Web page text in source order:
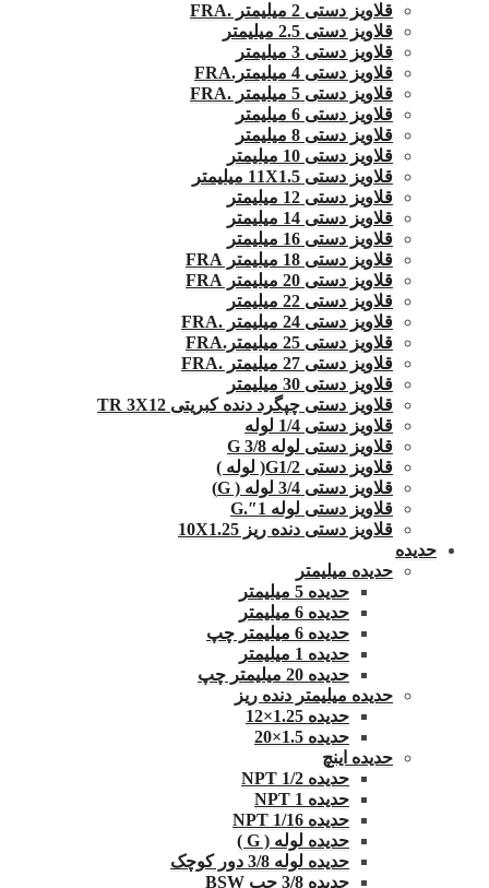
قلاویز دستی 2 میلیمتر .FRA
قلاویز دستی 2.5 میلیمتر
قلاویز دستی 3 میلیمتر
قلاویز دستی 4 میلیمتر.FRA
قلاویز دستی 5 میلیمتر .FRA
قلاویز دستی 6 میلیمتر
قلاویز دستی 8 میلیمتر
قلاویز دستی 10 میلیمتر
قلاویز دستی 11X1.5 میلیمتر
قلاویز دستی 12 میلیمتر
قلاویز دستی 14 میلیمتر
قلاویز دستی 16 میلیمتر
قلاویز دستی 18 میلیمتر FRA
قلاویز دستی 20 میلیمتر FRA
قلاویز دستی 22 میلیمتر
قلاویز دستی 24 میلیمتر .FRA
قلاویز دستی 25 میلیمتر.FRA
قلاویز دستی 27 میلیمتر .FRA
قلاویز دستی 30 میلیمتر
قلاویز دستی چپگرد دنده کبریتی TR 3X12
قلاویز دستی 1/4 لوله
قلاویز دستی لوله G 3/8
قلاویز دستی G1/2( لوله )
قلاویز دستی 3/4 لوله ( G)
قلاویز دستی لوله 1″.G
قلاویز دستی دنده ریز 10X1.25
حدیده
حدیده میلیمتر
حدیده 5 میلیمتر
حدیده 6 میلیمتر
حدیده 6 میلیمتر چپ
حدیده 1 میلیمتر
حدیده 20 میلیمتر چپ
حدیده میلیمتر دنده ریز
حدیده 1.25×12
حدیده 1.5×20
حدیده اینچ
حدیده 1/2 NPT
حدیده NPT 1
حدیده 1/16 NPT
حدیده لوله ( G )
حدیده لوله 3/8 دور کوچک
حدیده 3/8 چپ BSW